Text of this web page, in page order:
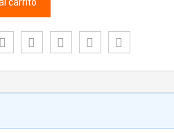
carrito